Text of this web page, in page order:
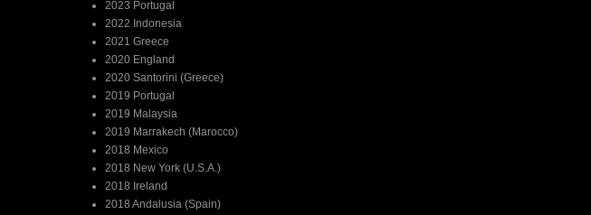
2023 Portugal
2022 Indonesia
2021 Greece
2020 England
2020 Santorini (Greece)
2019 Portugal
2019 Malaysia
2019 Marrakech (Marocco)
2018 Mexico
2018 New York (U.S.A.)
2018 Ireland
2018 Andalusia (Spain)